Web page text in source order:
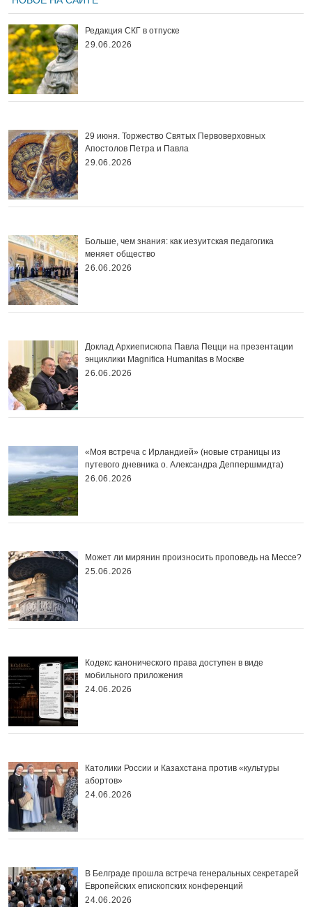
Редакция СКГ в отпуске
29.06.2026
29 июня. Торжество Святых Первоверховных
Апостолов Петра и Павла
29.06.2026
Больше, чем знания: как иезуитская педагогика
меняет общество
26.06.2026
Доклад Архиепископа Павла Пецци на презентации
энциклики Magnifica Нumanitas в Москве
26.06.2026
«Моя встреча с Ирландией» (новые страницы из
путевого дневника о. Александра Деппершмидта)
26.06.2026
Может ли мирянин произносить проповедь на Мессе?
25.06.2026
Кодекс канонического права доступен в виде
мобильного приложения
24.06.2026
Католики России и Казахстана против «культуры
абортов»
24.06.2026
В Белграде прошла встреча генеральных секретарей
Европейских епископских конференций
24.06.2026